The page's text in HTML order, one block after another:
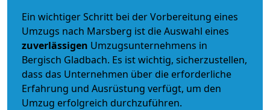
Ein wichtiger Schritt bei der Vorbereitung eines
Umzugs nach Marsberg ist die Auswahl eines
zuverlässigen Umzugsunternehmens in
Bergisch Gladbach. Es ist wichtig, sicherzustellen,
dass das Unternehmen über die erforderliche
Erfahrung und Ausrüstung verfügt, um den
Umzug erfolgreich durchzuführen.